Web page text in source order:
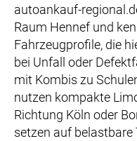
autoankauf-
Raum Hennef und
Fahrzeugprofile, die
bei Unfall oder
mit Kombis zu
nutzen kompakte
Richtung Köln oder
setzen auf